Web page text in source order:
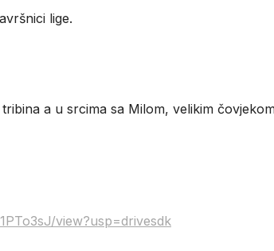
lige.
a u srcima sa Milom, velikim
view?usp=drivesdk